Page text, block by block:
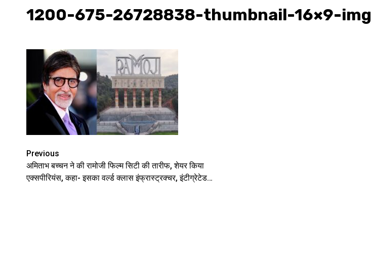
1200-675-26728838-thumbnail-16×9-img
Continue
Reading
Previous
अमिताभ बच्चन ने की रामोजी फिल्म सिटी की तारीफ, शेयर किया
एक्सपीरियंस, कहा- इसका वर्ल्ड क्लास इंफ्रास्ट्रक्चर, इंटीग्रेटेड…